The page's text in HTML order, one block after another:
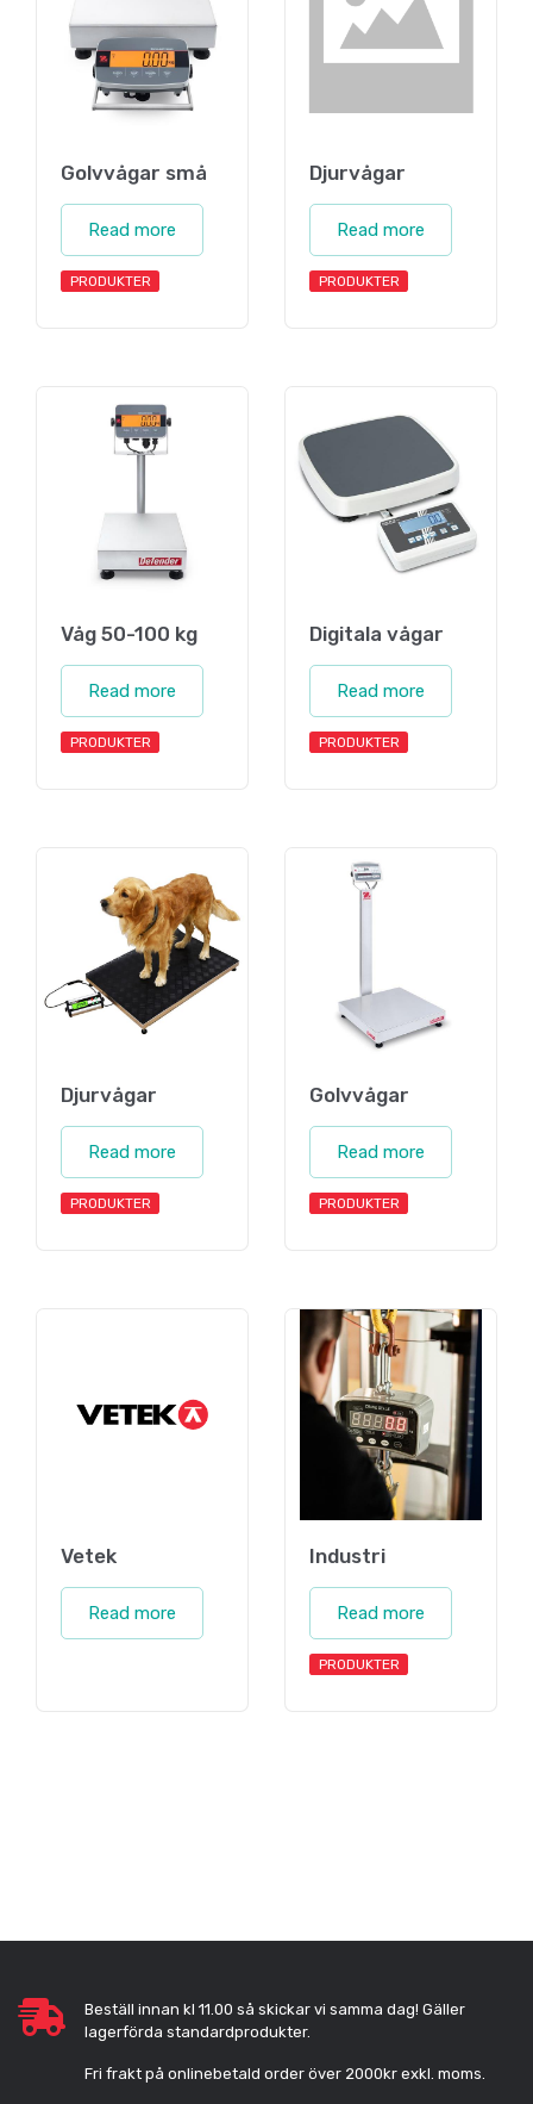
Golvvågar små
Read more
PRODUKTER
Djurvågar
Read more
PRODUKTER
Våg 50-100 kg
Read more
PRODUKTER
Digitala vågar
Read more
PRODUKTER
Djurvågar
Read more
PRODUKTER
Golvvågar
Read more
PRODUKTER
Vetek
Read more
Industri
Read more
PRODUKTER
Beställ innan kl 11.00 så skickar vi samma dag! Gäller
lagerförda standardprodukter.
Fri frakt på onlinebetald order över 2000kr exkl. moms.